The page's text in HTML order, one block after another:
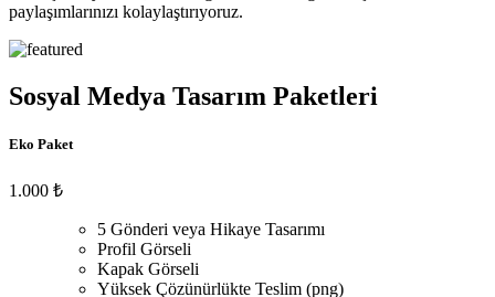
paylaşımlarınızı kolaylaştırıyoruz.
Sosyal Medya Tasarım Paketleri
Eko Paket
1.000 ₺
5 Gönderi veya Hikaye Tasarımı
Profil Görseli
Kapak Görseli
Yüksek Çözünürlükte Teslim (png)